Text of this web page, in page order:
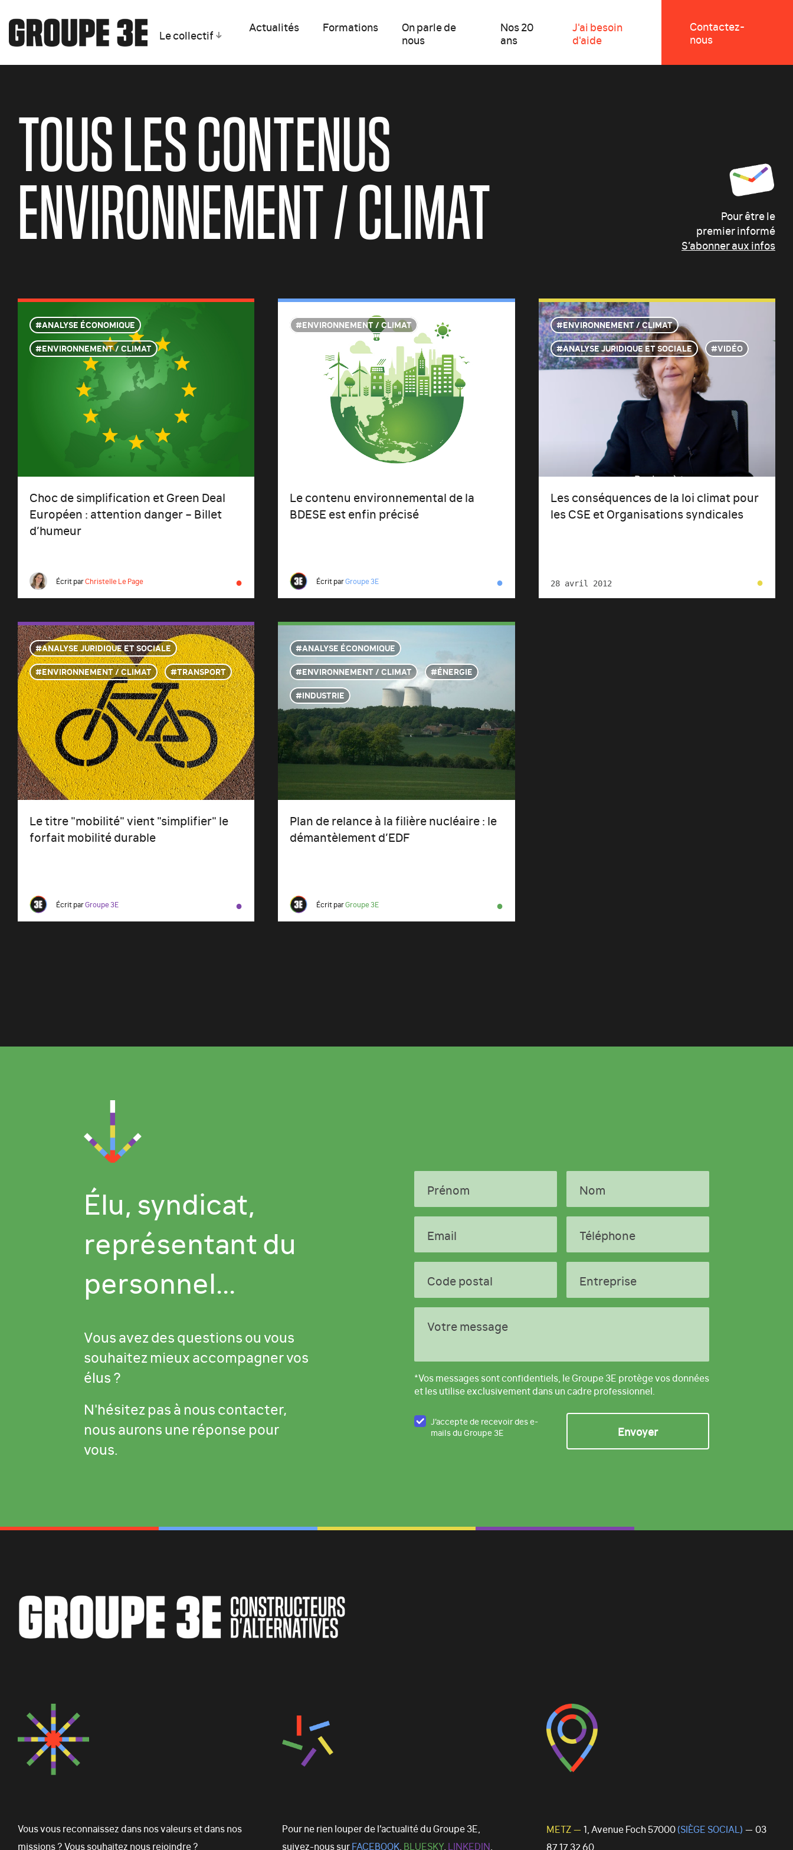
Contactez-
nous
Le collectif
Actualités Formations
On parle de
nous
Nos 20
ans
J'ai besoin
d'aide
TOUS LES CONTENUS
ENVIRONNEMENT / CLIMAT
Pour être le
premier informé
S’abonner aux infos
ANALYSE ÉCONOMIQUE
ENVIRONNEMENT / CLIMAT
Choc de simplification et Green Deal
Européen : attention danger – Billet
d’humeur
Écrit parChristelle Le Page ●
ENVIRONNEMENT / CLIMAT
Le contenu environnemental de la
BDESE est enfin précisé
Écrit parGroupe 3E ●
ENVIRONNEMENT / CLIMAT
ANALYSE JURIDIQUE ET SOCIALE
VIDÉO
Les conséquences de la loi climat pour
les CSE et Organisations syndicales
28 avril 2012 ●
ANALYSE JURIDIQUE ET SOCIALE
ENVIRONNEMENT / CLIMAT
TRANSPORT
Le titre "mobilité" vient "simplifier" le
forfait mobilité durable
Écrit parGroupe 3E ●
ANALYSE ÉCONOMIQUE
ENVIRONNEMENT / CLIMAT
ÉNERGIE
INDUSTRIE
Plan de relance à la filière nucléaire : le
démantèlement d’EDF
Écrit parGroupe 3E ●
Élu, syndicat,
représentant du
personnel...
Vous avez des questions ou vous
souhaitez mieux accompagner vos
élus ?
N'hésitez pas à nous contacter,
nous aurons une réponse pour
vous.
Prénom Nom
Email Téléphone
Code postal Entreprise
Votre message
*Vos messages sont confidentiels, le Groupe 3E protège vos données
et les utilise exclusivement dans un cadre professionnel.
J’accepte de recevoir des e-
mails du Groupe 3E
Vous vous reconnaissez dans nos valeurs et dans nos
missions ? Vous souhaitez nous rejoindre ?
Pour ne rien louper de l’actualité du Groupe 3E,
suivez-nous surFACEBOOK, BLUESKY, LINKEDIN,
METZ — 1, Avenue Foch 57000(SIÈGE SOCIAL) — 03
87 17 32 60